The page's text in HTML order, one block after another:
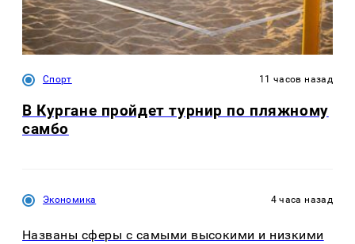
Спорт 11 часов назад
В Кургане пройдет турнир по пляжному
самбо
Экономика 4 часа назад
Названы сферы с самыми высокими и низкими